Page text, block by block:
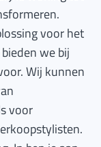
voor het
we bij
Wij kunnen
voor